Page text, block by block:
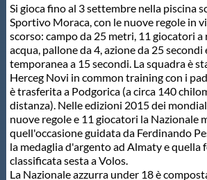
Videogallery
Intranet
Webmail
Contatti
Si gioca fino al 3 settembre nella piscina
Sportivo Moraca, con le nuove regole in
scorso: campo da 25 metri, 11 giocatori a
acqua, pallone da 4, azione da 25
temporanea a 15 secondi. La squadra è
Herceg Novi in common training con i
è trasferita a Podgorica (a circa 140
distanza). Nelle edizioni 2015 dei
nuove regole e 11 giocatori la Nazionale
quell'occasione guidata da Ferdinando
la medaglia d'argento ad Almaty e quella
classificata sesta a Volos.
La Nazionale azzurra under 18 è